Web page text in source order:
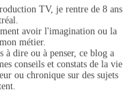
TV, je rentre de 8 ans
avoir l'imagination ou la
métier.
à dire ou à penser, ce blog a
conseils et constats de la vie
ou chronique sur des sujets